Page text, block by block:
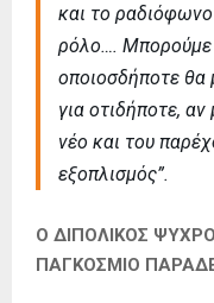
και το
ρόλο…. Μπορούμε
οποιοσδήποτε θα
για οτιδήποτε,
νέο και του
εξοπλισμός”.
Ο ΔΙΠΟΛΙΚΟΣ
ΠΑΓΚΟΣΜΙΟ